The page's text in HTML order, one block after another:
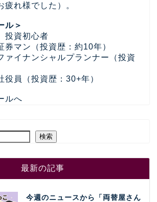
疲れ様でした）。
ル＞
投資初心者
券マン（投資歴：約10年）
ァイナンシャルプランナー（投資
役員（投資歴：30+年）
ルへ
検索
最新の記事
今週のニュースから「両替屋さん